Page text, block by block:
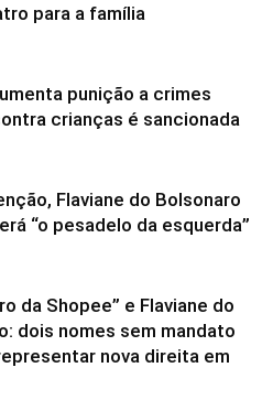
para a família
punição a crimes
crianças é sancionada
Flaviane do Bolsonaro
“o pesadelo da esquerda”
da Shopee” e Flaviane do
dois nomes sem mandato
nova direita em